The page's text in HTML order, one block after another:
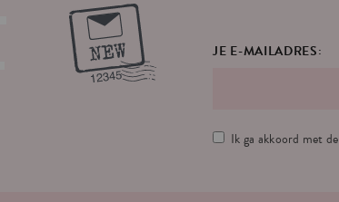
JE E-MAILADRES:
Ik ga akkoord met de